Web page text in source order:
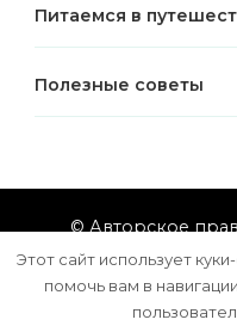
Питаемся в
Полезные советы
© Авторское
защищены.Vilva |
Сайт
Этот сайт использует
помочь вам в